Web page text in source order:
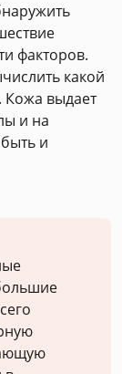
факторов.
какой
Кожа выдает
и на
и